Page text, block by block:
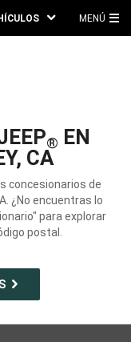
MENÚ
® EN
CA
concesionarios de
¿No encuentras lo
para explorar
postal.